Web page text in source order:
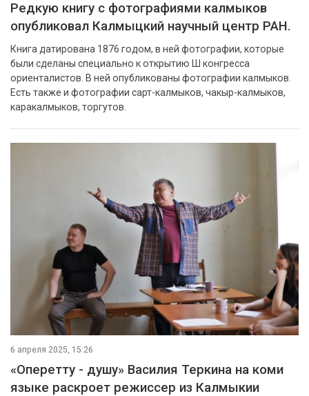
Редкую книгу с фотографиями калмыков
опубликовал Калмыцкий научный центр РАН.
Книга датирована 1876 годом, в ней фотографии, которые
были сделаны специально к открытию Ш конгресса
ориенталистов. В ней опубликованы фотографии калмыков.
Есть также и фотографии сарт-калмыков, чакыр-калмыков,
каракалмыков, торгутов.
6 апреля 2025, 15:26
«Оперетту - душу» Василия Теркина на коми
языке раскроет режиссер из Калмыкии